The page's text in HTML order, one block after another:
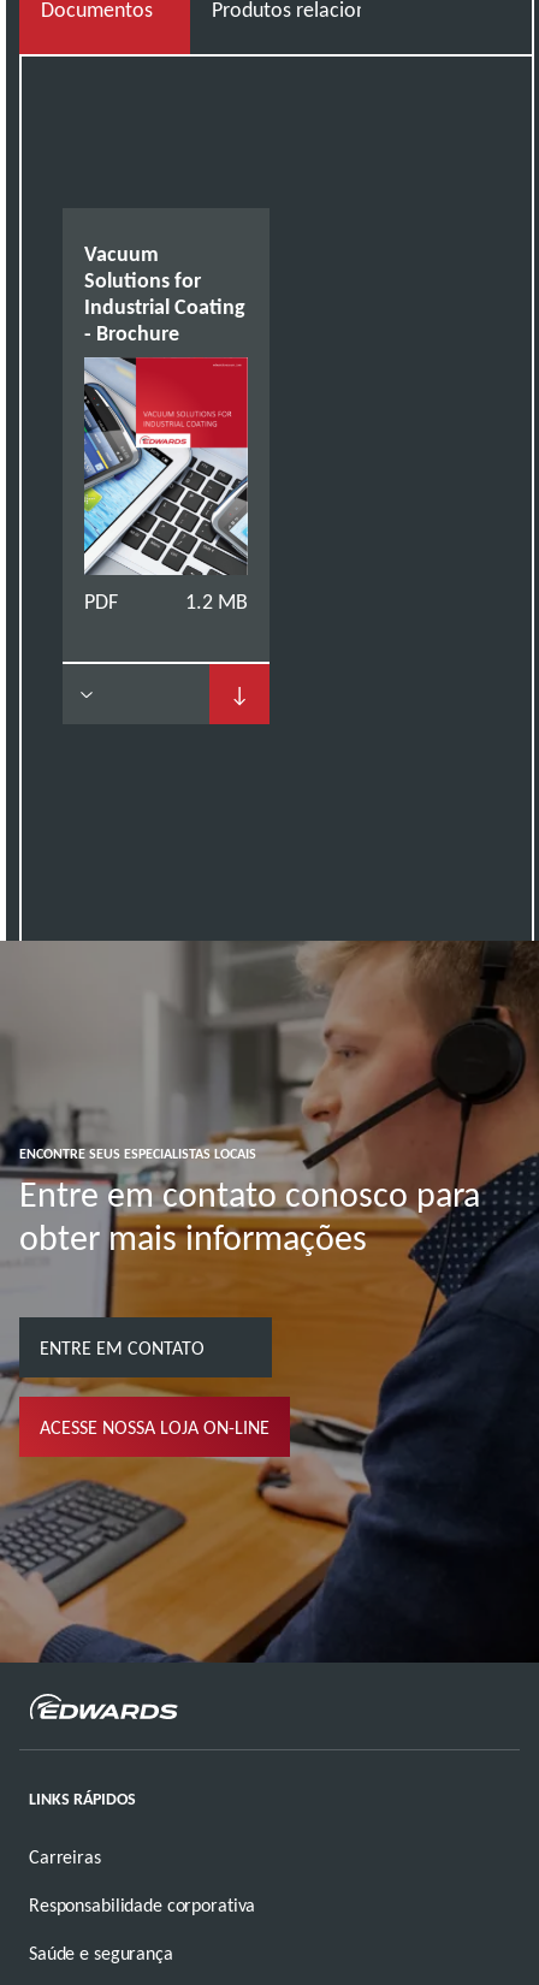
Documentos Produtos relacionados
Vacuum
Solutions for
Industrial Coating
- Brochure
PDF 1.2 MB
↓
ENCONTRE SEUS ESPECIALISTAS LOCAIS
Entre em contato conosco para
obter mais informações
ENTRE EM CONTATO
ACESSE NOSSA LOJA ON-LINE
LINKS RÁPIDOS
Carreiras
Responsabilidade corporativa
Saúde e segurança